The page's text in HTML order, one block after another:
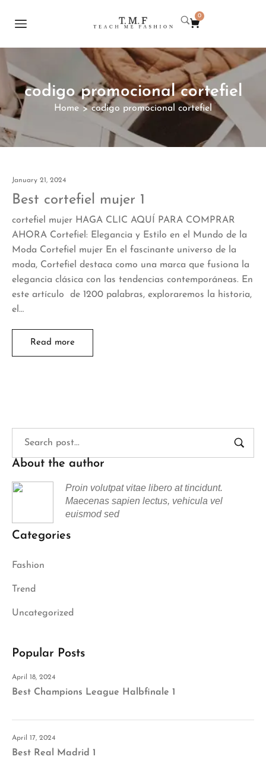
0
codigo promocional cortefiel
Home > codigo promocional cortefiel
January 21, 2024
Best cortefiel mujer 1
cortefiel mujer HAGA CLIC AQUÍ PARA COMPRAR
AHORA Cortefiel: Elegancia y Estilo en el Mundo de la
Moda Cortefiel mujer En el fascinante universo de la
moda, Cortefiel destaca como una marca que fusiona la
elegancia clásica con las tendencias contemporáneas. En
este artículo de 1200 palabras, exploraremos la historia,
el…
Read more
About the author
Proin volutpat vitae libero at tincidunt.
Maecenas sapien lectus, vehicula vel
euismod sed
Categories
Fashion
Trend
Uncategorized
Popular Posts
April 18, 2024
Best Champions League Halbfinale 1
April 17, 2024
Best Real Madrid 1